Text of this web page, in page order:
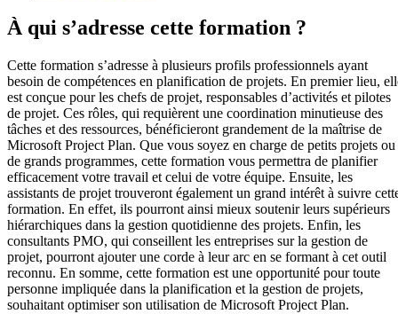
À qui s’adresse cette formation ?
Cette formation s’adresse à plusieurs profils professionnels ayant
besoin de compétences en planification de projets. En premier lieu,
est conçue pour les chefs de projet, responsables d’activités et pilotes
de projet. Ces rôles, qui requièrent une coordination minutieuse des
tâches et des ressources, bénéficieront grandement de la maîtrise de
Microsoft Project Plan. Que vous soyez en charge de petits projets ou
de grands programmes, cette formation vous permettra de planifier
efficacement votre travail et celui de votre équipe. Ensuite, les
assistants de projet trouveront également un grand intérêt à suivre
formation. En effet, ils pourront ainsi mieux soutenir leurs supérieurs
hiérarchiques dans la gestion quotidienne des projets. Enfin, les
consultants PMO, qui conseillent les entreprises sur la gestion de
projet, pourront ajouter une corde à leur arc en se formant à cet outil
reconnu. En somme, cette formation est une opportunité pour toute
personne impliquée dans la planification et la gestion de projets,
souhaitant optimiser son utilisation de Microsoft Project Plan.